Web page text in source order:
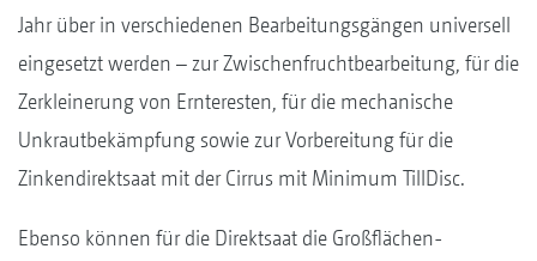
Jahr über in verschiedenen Bearbeitungsgängen universell
eingesetzt werden – zur Zwischenfruchtbearbeitung, für die
Zerkleinerung von Ernteresten, für die mechanische
Unkrautbekämpfung sowie zur Vorbereitung für die
Zinkendirektsaat mit der Cirrus mit Minimum TillDisc.
Ebenso können für die Direktsaat die Großflächen-